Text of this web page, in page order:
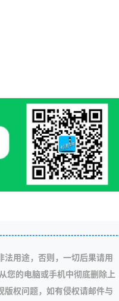
法用途，否则，一切后果请用
您的电脑或手机中彻底删除上
版权问题，如有侵权请邮件与